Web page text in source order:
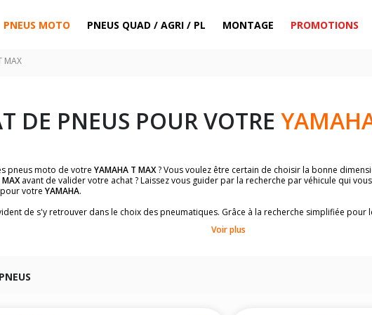
PNEUS MOTO PNEUS QUAD / AGRI / PL MONTAGE PROMOTIONS
MAX
DE PNEUS POUR VOTRE
pneus moto de votre YAMAHA T MAX? Vous voulez être certain de choisir la bonne
avant de valider votre achat ? Laissez vous guider par la recherche par véhicule qui
votre YAMAHA.
de s'y retrouver dans le choix des pneumatiques. Grâce à la recherche simplifiée pour
trouver les dimensions de vos pneus ? Ces informations sont indiquées sur le flanc
Voir plus